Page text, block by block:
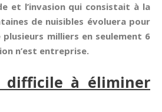
et l’invasion qui consistait à la
de nuisibles évoluera pour
milliers en seulement 6
n’est entreprise.
difficile à éliminer